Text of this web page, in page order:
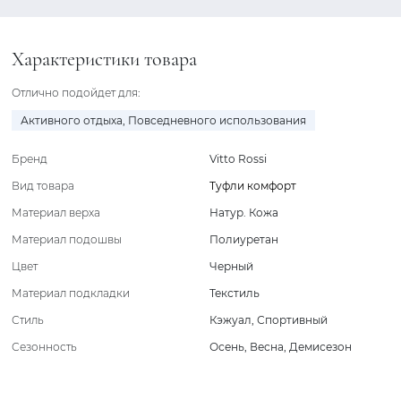
Характеристики товара
Отлично подойдет для:
Активного отдыха, Повседневного использования
Бренд
Vitto Rossi
Вид товара
Туфли комфорт
Материал верха
Натур. Кожа
Материал подошвы
Полиуретан
Цвет
Черный
Материал подкладки
Текстиль
Стиль
Кэжуал, Спортивный
Сезонность
Осень, Весна, Демисезон